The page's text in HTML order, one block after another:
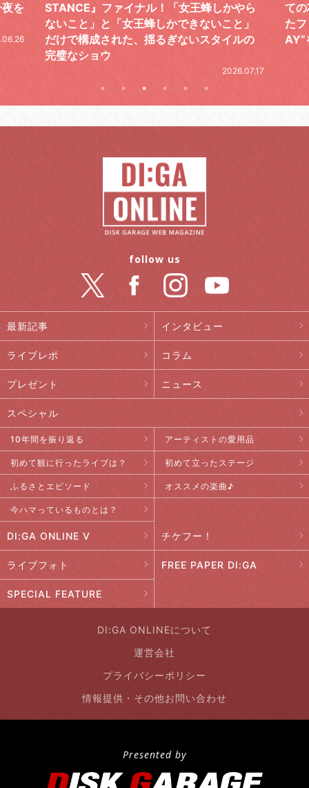
ら
の
ての芯を貫き通し、笑顔と感謝で泳ぎ切っ
たファイナルライブ、DAY2“GOODBYE D
AY”をレポート
気
レ
最新記事 インタビュー
ライブレポ コラム
プレゼント ニュース
スペシャル
10年間を振り返る アーティストの愛用品
初めて観に行ったライブは？ 初めて立ったステージ
ふるさとエピソード オススメの楽曲♪
今ハマっているものとは？
DI:GA ONLINE V チケフー！
ライブフォト FREE PAPER DI:GA
SPECIAL FEATURE
follow us
DI:GA ONLINEについて
運営会社
プライバシーポリシー
情報提供・その他お問い合わせ
Presented by